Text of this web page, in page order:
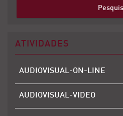
ATIVIDADES
AUDIOVISUAL-ON-LINE
AUDIOVISUAL-VIDEO